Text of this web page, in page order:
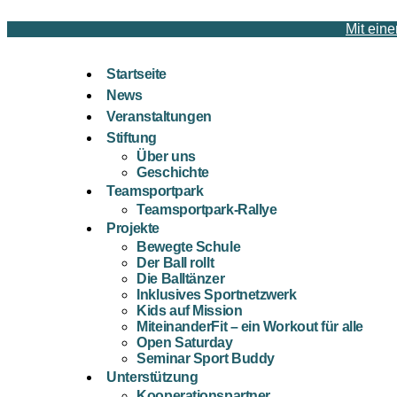
Mit
Startseite
News
Veranstaltungen
Stiftung
Über uns
Geschichte
Teamsportpark
Teamsportpark-Rallye
Projekte
Bewegte Schule
Der Ball rollt
Die Balltänzer
Inklusives Sportnetzwerk
Kids auf Mission
MiteinanderFit – ein Workout für alle
Open Saturday
Seminar Sport Buddy
Unterstützung